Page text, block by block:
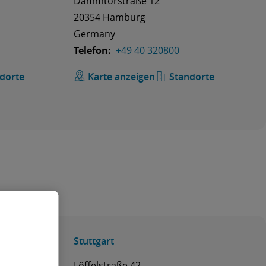
20354 Hamburg
Germany
Telefon: +49 40 320800
Karte anzeigen
Standorte
Stuttgart